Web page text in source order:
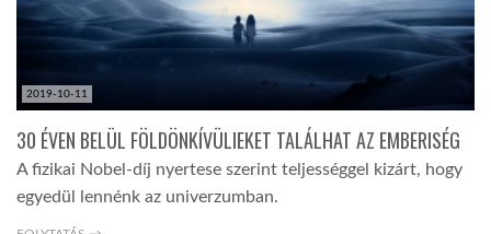
A VILÁG ITTHON
2019-10-11
30 ÉVEN BELÜL FÖLDÖNKÍVÜLIEKET TALÁLHAT AZ EMBERISÉG
A fizikai Nobel-díj nyertese szerint teljességgel kizárt, hogy
egyedül lennénk az univerzumban.